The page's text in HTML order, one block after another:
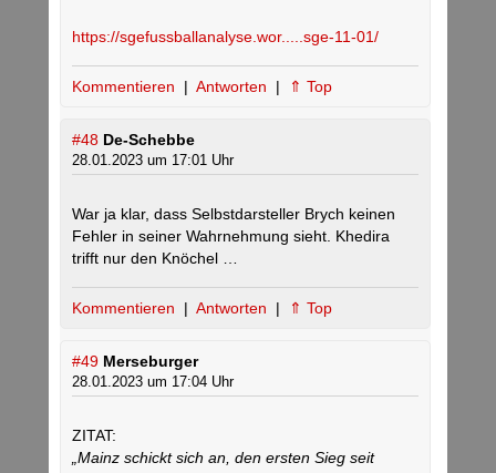
https://sgefussballanalyse.wor.....sge-11-01/
Kommentieren | Antworten | ⇑ Top
#48 De-Schebbe
28.01.2023 um 17:01 Uhr
War ja klar, dass Selbstdarsteller Brych keinen
Fehler in seiner Wahrnehmung sieht. Khedira
trifft nur den Knöchel …
Kommentieren | Antworten | ⇑ Top
#49 Merseburger
28.01.2023 um 17:04 Uhr
ZITAT:
„Mainz schickt sich an, den ersten Sieg seit